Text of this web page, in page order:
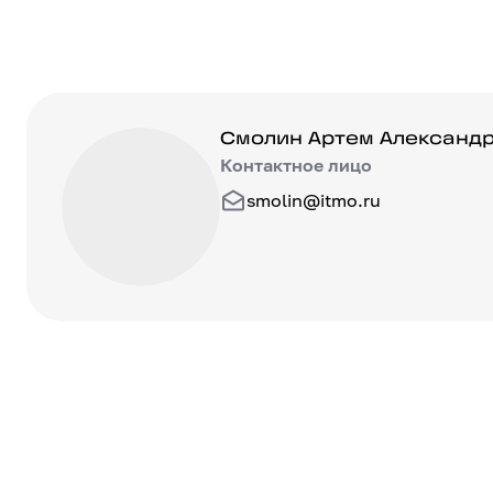
Смолин Артем
Смолин Артем
Контактное лицо
smolin@itmo.ru